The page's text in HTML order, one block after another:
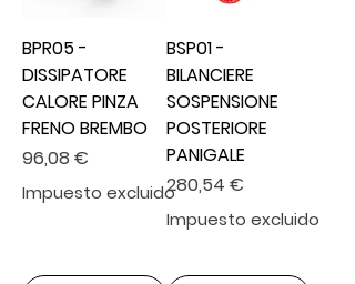
BPR05 -
DISSIPATORE
CALORE PINZA
FRENO BREMBO
Precio
96,08 €
Impuesto excluido
BSP01 -
BILANCIERE
SOSPENSIONE
POSTERIORE
PANIGALE
Precio
280,54 €
Impuesto excluido